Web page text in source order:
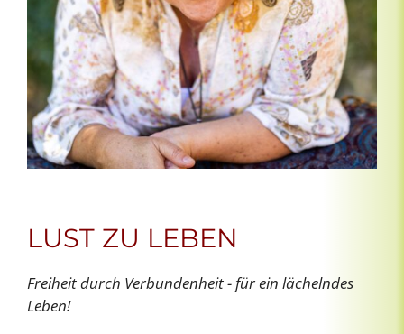
LUST ZU LEBEN
Freiheit durch Verbundenheit - für ein lächelndes
Leben!